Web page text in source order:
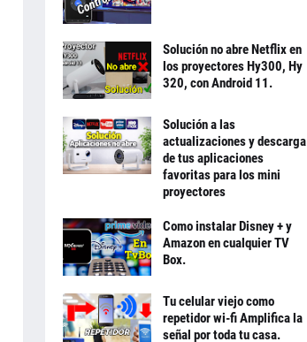
Solución no abre Netflix en
los proyectores Hy300, Hy
320, con Android 11.
Solución a las
actualizaciones y descarga
de tus aplicaciones
favoritas para los mini
proyectores
Como instalar Disney + y
Amazon en cualquier TV
Box.
Tu celular viejo como
repetidor wi-fi Amplifica la
señal por toda tu casa.